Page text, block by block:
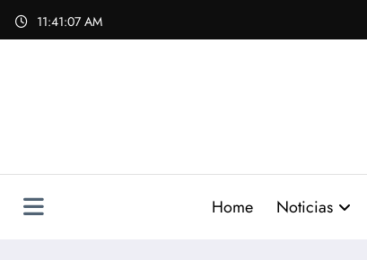
Skip
11:41:09 AM
Home Noticias